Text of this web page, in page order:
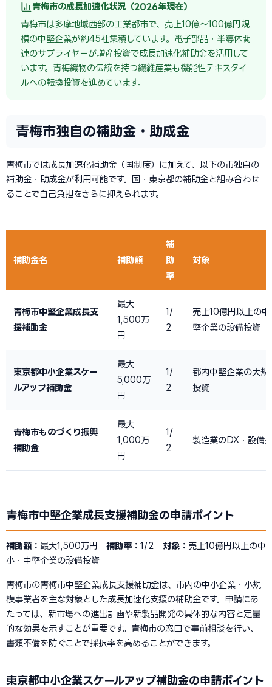
青梅市の成長加速化状況（2026年現在）
青梅市は多摩地域西部の工業都市で、売上10億〜100億円規
模の中堅企業が約45社集積しています。電子部品・半導体関
連のサプライヤーが増産投資で成長加速化補助金を活用して
います。青梅織物の伝統を持つ繊維産業も機能性テキスタイ
ルへの転換投資を進めています。
青梅市独自の補助金・助成金
青梅市では成長加速化補助金（国制度）に加えて、以下の市独自の
補助金・助成金が利用可能です。国・東京都の補助金と組み合わせ
ることで自己負担をさらに抑えられます。
補助金名 補助額
補
助
率
対象
青梅市中堅企業成長支
援補助金
最大
1,500万
円
1/
2
売上10億円以上の
堅企業の設備投資
東京都中小企業スケー
ルアップ補助金
最大
5,000万
円
1/
2
都内中堅企業の大規
投資
青梅市ものづくり振興
補助金
最大
1,000万
円
1/
2
製造業のDX・設備
青梅市中堅企業成長支援補助金の申請ポイント
補助額： 最大1,500万円 補助率： 1/2 対象： 売上10億円以上の中
小・中堅企業の設備投資
青梅市の青梅市中堅企業成長支援補助金は、市内の中小企業・小規
模事業者を主な対象とした成長加速化支援の補助金です。申請にあ
たっては、新市場への進出計画や新製品開発の具体的な内容と定量
的な効果を示すことが重要です。青梅市の窓口で事前相談を行い、
書類不備を防ぐことで採択率を高めることができます。
東京都中小企業スケールアップ補助金の申請ポイント